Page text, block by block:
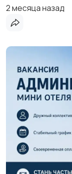
2 месяца назад